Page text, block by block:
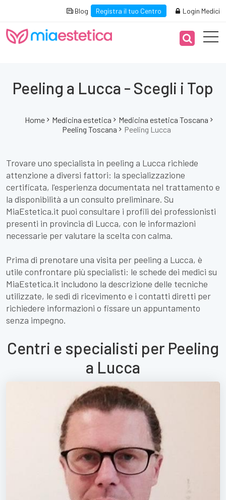
Blog Registra il tuo Centro Login Medici
Peeling a Lucca - Scegli i Top
Home Medicina estetica
Medicina estetica Toscana
Peeling Toscana
Peeling Lucca
Trovare uno specialista in peeling a Lucca richiede
attenzione a diversi fattori: la specializzazione
certificata, l'esperienza documentata nel trattamento e
la disponibilità a un consulto preliminare. Su
MiaEstetica.it puoi consultare i profili dei professionisti
presenti in provincia di Lucca, con le informazioni
necessarie per valutare la scelta con calma.
Prima di prenotare una visita per peeling a Lucca, è
utile confrontare più specialisti: le schede dei medici su
MiaEstetica.it includono la descrizione delle tecniche
utilizzate, le sedi di ricevimento e i contatti diretti per
richiedere informazioni o fissare un appuntamento
senza impegno.
Centri e specialisti per Peeling
a Lucca